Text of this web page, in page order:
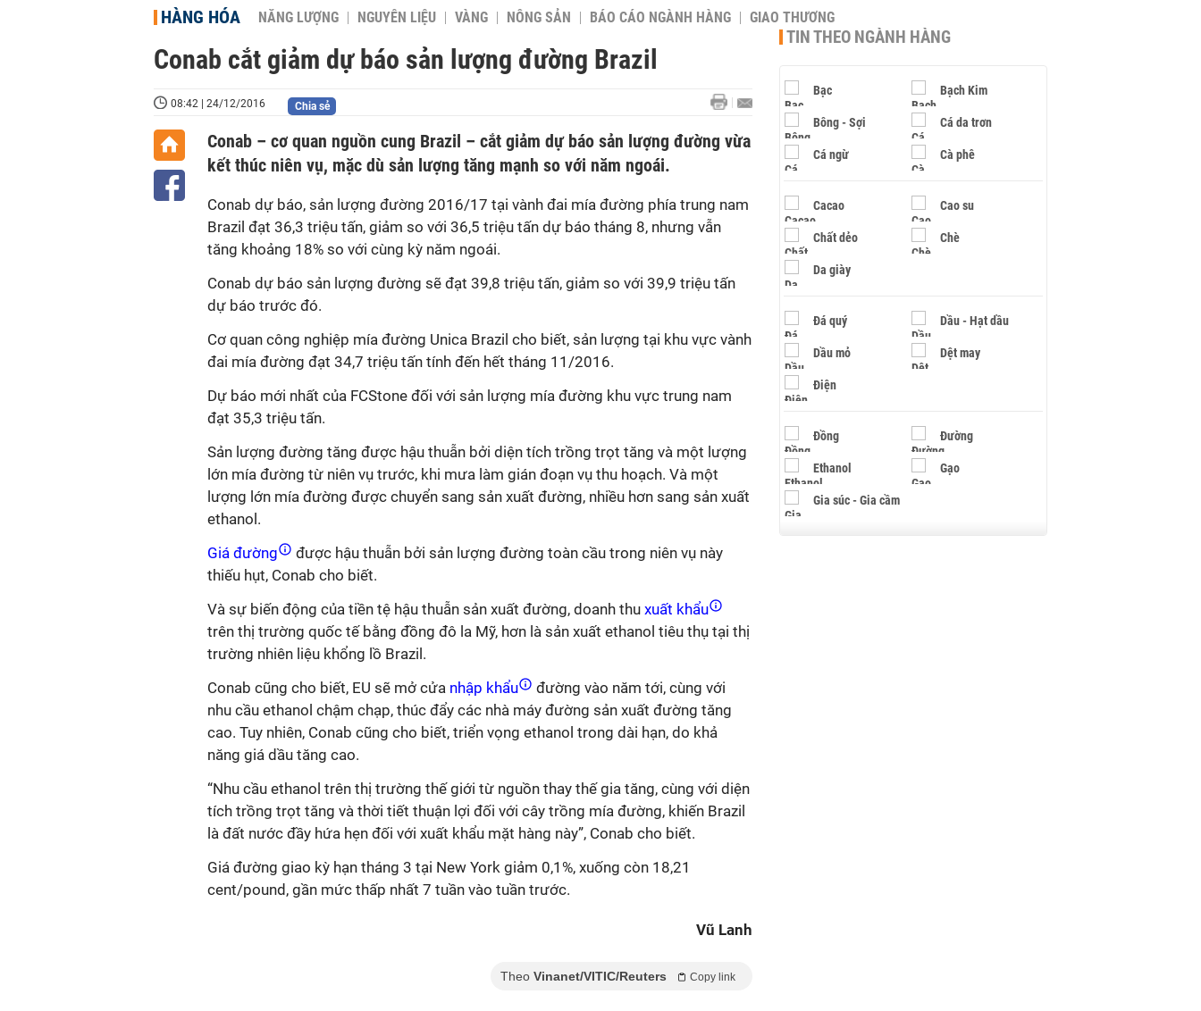
HÀNG HÓA NĂNG LƯỢNG NGUYÊN LIỆU VÀNG NÔNG SẢN BÁO CÁO NGÀNH HÀNG GIAO THƯƠNG
Conab cắt giảm dự báo sản lượng đường Brazil
08:42 | 24/12/2016 Chia sẻ
Conab – cơ quan nguồn cung Brazil – cắt giảm dự báo sản lượng đường vừa
kết thúc niên vụ, mặc dù sản lượng tăng mạnh so với năm ngoái.
Conab dự báo, sản lượng đường 2016/17 tại vành đai mía đường phía trung nam
Brazil đạt 36,3 triệu tấn, giảm so với 36,5 triệu tấn dự báo tháng 8, nhưng vẫn
tăng khoảng 18% so với cùng kỳ năm ngoái.
Conab dự báo sản lượng đường sẽ đạt 39,8 triệu tấn, giảm so với 39,9 triệu tấn
dự báo trước đó.
Cơ quan công nghiệp mía đường Unica Brazil cho biết, sản lượng tại khu vực vành
đai mía đường đạt 34,7 triệu tấn tính đến hết tháng 11/2016.
Dự báo mới nhất của FCStone đối với sản lượng mía đường khu vực trung nam
đạt 35,3 triệu tấn.
Sản lượng đường tăng được hậu thuẫn bởi diện tích trồng trọt tăng và một lượng
lớn mía đường từ niên vụ trước, khi mưa làm gián đoạn vụ thu hoạch. Và một
lượng lớn mía đường được chuyển sang sản xuất đường, nhiều hơn sang sản xuất
ethanol.
Giá đường
được hậu thuẫn bởi sản lượng đường toàn cầu trong niên vụ này
thiếu hụt, Conab cho biết.
Và sự biến động của tiền tệ hậu thuẫn sản xuất đường, doanh thu xuất khẩu
trên thị trường quốc tế bằng đồng đô la Mỹ, hơn là sản xuất ethanol tiêu thụ tại thị
trường nhiên liệu khổng lồ Brazil.
Conab cũng cho biết, EU sẽ mở cửa nhập khẩu
đường vào năm tới, cùng với
nhu cầu ethanol chậm chạp, thúc đẩy các nhà máy đường sản xuất đường tăng
cao. Tuy nhiên, Conab cũng cho biết, triển vọng ethanol trong dài hạn, do khả
năng giá dầu tăng cao.
“Nhu cầu ethanol trên thị trường thế giới từ nguồn thay thế gia tăng, cùng với diện
tích trồng trọt tăng và thời tiết thuận lợi đối với cây trồng mía đường, khiến Brazil
là đất nước đầy hứa hẹn đối với xuất khẩu mặt hàng này”, Conab cho biết.
Giá đường giao kỳ hạn tháng 3 tại New York giảm 0,1%, xuống còn 18,21
cent/pound, gần mức thấp nhất 7 tuần vào tuần trước.
Vũ Lanh
Theo Vinanet/VITIC/Reuters Copy link
TIN THEO NGÀNH HÀNG
Bạc Bạch Kim
Bông - Sợi Cá da trơn
Cá ngừ Cà phê
Cacao Cao su
Chất dẻo Chè
Da giày
Đá quý Dầu - Hạt dầu
Dầu mỏ Dệt may
Điện
Đồng Đường
Ethanol Gạo
Gia súc - Gia cầm